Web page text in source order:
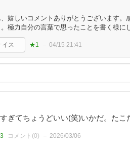
嬉しいコメントありがとうございます。
極力自分の言葉で思ったことを書く様に
イス ★1 04/15 21:41
ぎてちょうどいい(笑)いかだ。たこ
コメント(0) 2026/03/06